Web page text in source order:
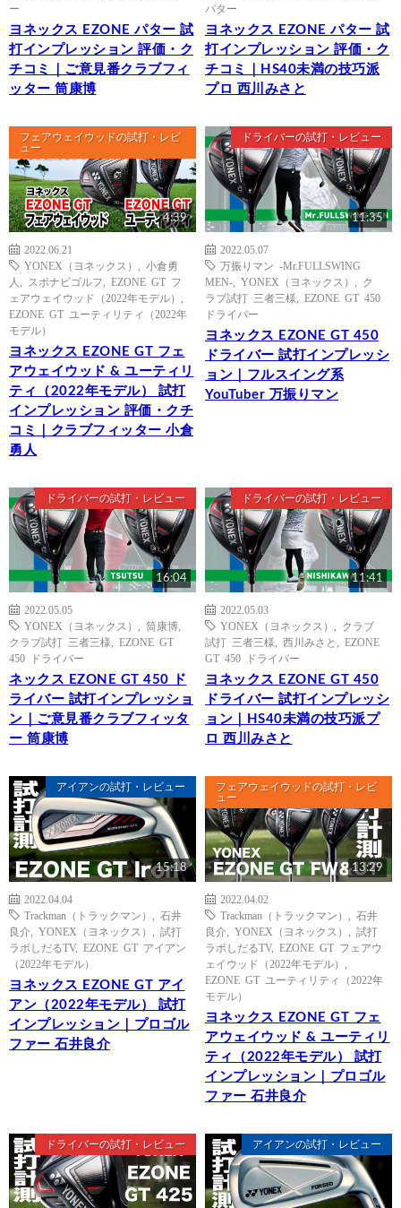
ー
ヨネックス EZONE パター 試
打インプレッション 評価・ク
チコミ｜ご意見番クラブフィ
ッター 筒康博
パター
ヨネックス EZONE パター 試
打インプレッション 評価・ク
チコミ｜HS40未満の技巧派
プロ 西川みさと
フェアウェイウッドの試打・レビ
ュー
4:39
2022.06.21
YONEX（ヨネックス）
小倉勇
人
スポナビゴルフ
EZONE GT フ
ェアウェイウッド（2022年モデル）
EZONE GT ユーティリティ（2022年
モデル）
ヨネックス EZONE GT フェ
アウェイウッド & ユーティリ
ティ（2022年モデル） 試打
インプレッション 評価・クチ
コミ｜クラブフィッター 小倉
勇人
ドライバーの試打・レビュー
11:35
2022.05.07
万振りマン -Mr.FULLSWING
MEN-
YONEX（ヨネックス）
ク
ラブ試打 三者三様
EZONE GT 450
ドライバー
ヨネックス EZONE GT 450
ドライバー 試打インプレッシ
ョン｜フルスイング系
YouTuber 万振りマン
ドライバーの試打・レビュー
16:04
2022.05.05
YONEX（ヨネックス）
筒康博
クラブ試打 三者三様
EZONE GT
450 ドライバー
ネックス EZONE GT 450 ド
ライバー 試打インプレッショ
ン｜ご意見番クラブフィッタ
ー 筒康博
ドライバーの試打・レビュー
11:41
2022.05.03
YONEX（ヨネックス）
クラブ
試打 三者三様
西川みさと
EZONE
GT 450 ドライバー
ヨネックス EZONE GT 450
ドライバー 試打インプレッシ
ョン｜HS40未満の技巧派プ
ロ 西川みさと
アイアンの試打・レビュー
15:18
2022.04.04
Trackman（トラックマン）
石井
良介
YONEX（ヨネックス）
試打
ラボしだるTV, EZONE GT アイアン
（2022年モデル）
ヨネックス EZONE GT アイ
アン（2022年モデル） 試打
インプレッション｜プロゴル
ファー 石井良介
フェアウェイウッドの試打・レビ
ュー
13:29
2022.04.02
Trackman（トラックマン）
石井
良介
YONEX（ヨネックス）
試打
ラボしだるTV, EZONE GT フェアウ
ェイウッド（2022年モデル）
EZONE GT ユーティリティ（2022年
モデル）
ヨネックス EZONE GT フェ
アウェイウッド & ユーティリ
ティ（2022年モデル） 試打
インプレッション｜プロゴル
ファー 石井良介
ドライバーの試打・レビュー アイアンの試打・レビュー